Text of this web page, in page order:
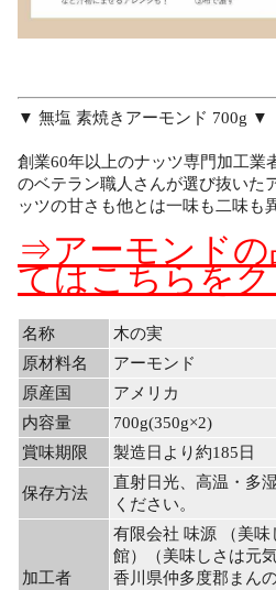
▼ 無塩 素焼きアーモンド 700g ▼
創業60年以上のナッツ専門加工業
のベテラン職人さんが選び抜いた
ッツの甘さも他とは一味も二味も
⇒アーモンドの
てはこちらを
名称
木の実
原材料名
アーモンド
原産国
アメリカ
内容量
700g(350g×2)
賞味期限
製造日より約185日
保存方法
直射日光、高温・多
ください。
加工者
有限会社 味源 （美
館）（美味しさは元
香川県仲多度郡まん